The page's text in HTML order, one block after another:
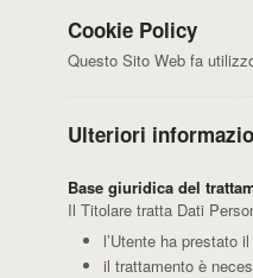
Cookie Policy
Questo Sito Web fa
Ulteriori
Base giuridica del
Il Titolare tratta Dati
l’Utente ha prestato
il trattamento è